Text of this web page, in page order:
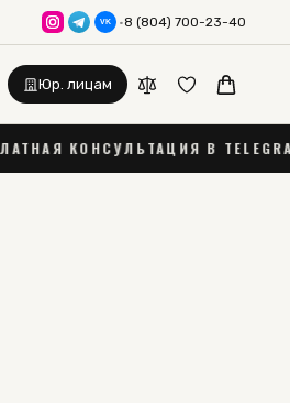
VK ·8 (804) 700-23-40
Юр. лицам
В TELEGRAM ◆ ГАРАНТИЯ